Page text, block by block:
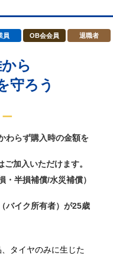
員 OB会会員 退職者
ら
守ろう
わらず購入時の金額を
加入いただけます。
半損補償/水災補償）
バイク所有者）が25歳
タイヤのみに生じた